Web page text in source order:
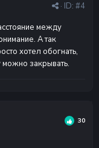
· ID: #4
между
А так
хотел обогнать,
закрывать.
30